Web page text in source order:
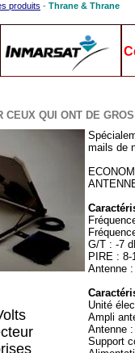
produits - Thrane & Thrane
CEUX QUI ONT DE
mails de
G/T : -7
PIRE : 8-
Antenne
Unité
Ampli
Antenne
Support